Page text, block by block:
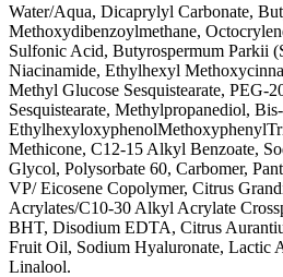
Water/Aqua, Dicaprylyl Carbonate,
Methoxydibenzoylmethane,
Sulfonic Acid, Butyrospermum Parkii
Niacinamide, Ethylhexyl
Methyl Glucose Sesquistearate, PEG-
Sesquistearate, Methylpropanediol, Bis-
Methicone, C12-15 Alkyl Benzoate,
Glycol, Polysorbate 60, Carbomer,
VP/ Eicosene Copolymer, Citrus
Acrylates/C10-30 Alkyl Acrylate
BHT, Disodium EDTA, Citrus
Fruit Oil, Sodium Hyaluronate, Lactic
Linalool.